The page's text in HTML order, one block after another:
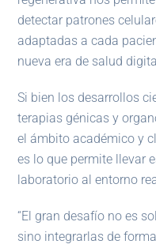
detectar patrones
adaptadas a cada
nueva era de salud
Si bien los desarrollos
terapias génicas y
el ámbito académico y
es lo que permite llevar
laboratorio al entorno
“El gran desafío no es
sino integrarlas de